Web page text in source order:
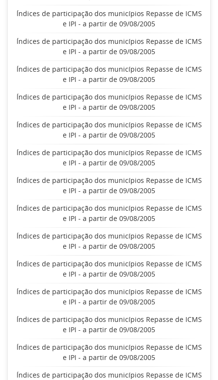
Índices de participação dos municípios Repasse de ICMS
e IPI - a partir de 09/08/2005
Índices de participação dos municípios Repasse de ICMS
e IPI - a partir de 09/08/2005
Índices de participação dos municípios Repasse de ICMS
e IPI - a partir de 09/08/2005
Índices de participação dos municípios Repasse de ICMS
e IPI - a partir de 09/08/2005
Índices de participação dos municípios Repasse de ICMS
e IPI - a partir de 09/08/2005
Índices de participação dos municípios Repasse de ICMS
e IPI - a partir de 09/08/2005
Índices de participação dos municípios Repasse de ICMS
e IPI - a partir de 09/08/2005
Índices de participação dos municípios Repasse de ICMS
e IPI - a partir de 09/08/2005
Índices de participação dos municípios Repasse de ICMS
e IPI - a partir de 09/08/2005
Índices de participação dos municípios Repasse de ICMS
e IPI - a partir de 09/08/2005
Índices de participação dos municípios Repasse de ICMS
e IPI - a partir de 09/08/2005
Índices de participação dos municípios Repasse de ICMS
e IPI - a partir de 09/08/2005
Índices de participação dos municípios Repasse de ICMS
e IPI - a partir de 09/08/2005
Índices de participação dos municípios Repasse de ICMS